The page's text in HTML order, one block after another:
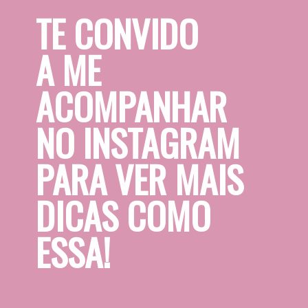
TE CONVIDO
A ME
ACOMPANHAR
NO INSTAGRAM
PARA VER MAIS
DICAS COMO
ESSA!